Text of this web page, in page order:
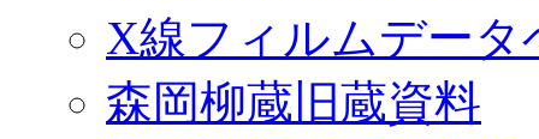
X線フィルムデータ
森岡柳蔵旧蔵資料